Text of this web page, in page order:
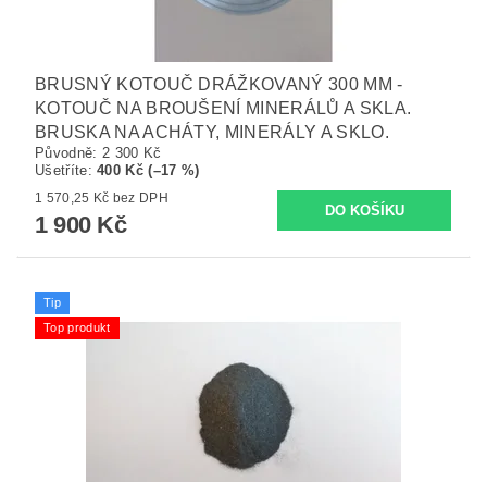
BRUSNÝ KOTOUČ DRÁŽKOVANÝ 300 MM -
KOTOUČ NA BROUŠENÍ MINERÁLŮ A SKLA.
BRUSKA NA ACHÁTY, MINERÁLY A SKLO.
Původně: 2 300 Kč
Ušetříte:400 Kč (–17 %)
1 570,25 Kč bez DPH
1 900 Kč
Tip
Top produkt